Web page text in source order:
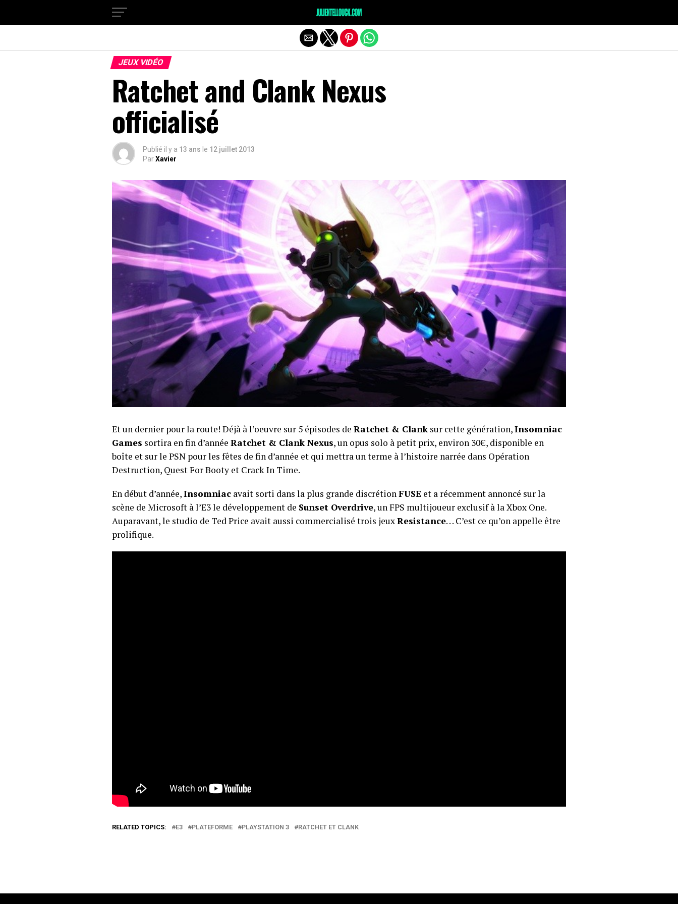
JEUX VIDÉO
Ratchet and Clank Nexus
officialisé
Publié il y a 13 ans le 12 juillet 2013
ParXavier
Et un dernier pour la route! Déjà à l’oeuvre sur 5 épisodes de Ratchet & Clank sur cette génération,Insomniac
Games sortira en fin d’année Ratchet & Clank Nexus, un opus solo à petit prix, environ 30€, disponible en
boîte et sur le PSN pour les fêtes de fin d’année et qui mettra un terme à l’histoire narrée dans Opération
Destruction, Quest For Booty et Crack In Time.
En début d’année,Insomniac avait sorti dans la plus grande discrétionFUSE et a récemment annoncé sur la
scène de Microsoft à l’E3 le développement de Sunset Overdrive, un FPS multijoueur exclusif à la Xbox One.
Auparavant, le studio de Ted Price avait aussi commercialisé trois jeuxResistance. . . C’est ce qu’on appelle être
prolifique.
RELATED TOPICS: E3 PLATEFORME PLAYSTATION 3 RATCHET ET CLANK